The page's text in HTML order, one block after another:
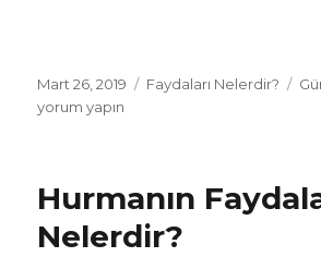
Yayın
tarihi
Mart 26, 2019 Kategoriler
Faydaları Nelerdir?
yorum yapın
Hurmanın
Nelerdir?